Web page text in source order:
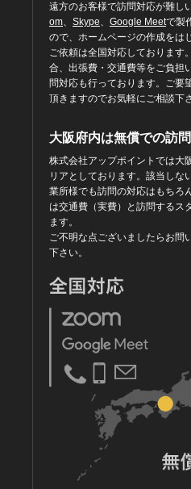
遠方のお客様で訪問対応が難し
om、 Skype、 Google Meetで製
ので、ホームページの作成をは
ご依頼は全国対応しております
合、出張費・交通費等をご負担
問対応も行っております。ご要
頂きますのでお気軽にご相談下
大阪府内は無償での訪
株式会社アップポイントでは大
リアとしております。該当しな
業所様でも訪問の対応はもちろ
は交通費（実費）と訪問するス
ます。
ご不明な点ございましたらお問
下さい。